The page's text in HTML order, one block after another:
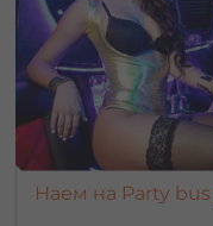
Наем на Party